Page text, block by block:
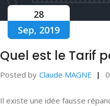
28
Sep, 2019
Quel est le Tarif
Posted by Claude MAGNE
Il existe une idée fausse